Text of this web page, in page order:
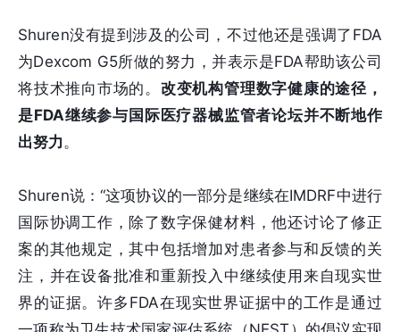
Shuren没有提到涉及的公司，不过他还是强调了FDA
为Dexcom G5所做的努力，并表示是FDA帮助该公司
将技术推向市场的。 改变机构管理数字健康的途径，
是FDA继续参与国际医疗器械监管者论坛并不断地作
出努力 。
Shuren说：“这项协议的一部分是继续在IMDRF中进行
国际协调工作，除了数字保健材料，他还讨论了修正
案的其他规定，其中包括增加对患者参与和反馈的关
注，并在设备批准和重新投入中继续使用来自现实世
界的证据。许多FDA在现实世界证据中的工作是通过